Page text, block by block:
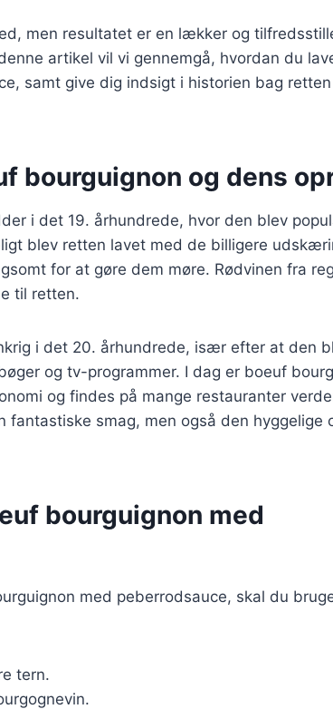
men resultatet er en lækker og
artikel vil vi gennemgå, hvordan du
samt give dig indsigt i historien bag
bourguignon og dens
i det 19. århundrede, hvor den blev
blev retten lavet med de billigere
for at gøre dem møre. Rødvinen fra
til retten.
i det 20. århundrede, især efter at den
og tv-programmer. I dag er boeuf
og findes på mange restauranter
fantastiske smag, men også den hyggelige
bourguignon med
med peberrodsauce, skal du
tern.